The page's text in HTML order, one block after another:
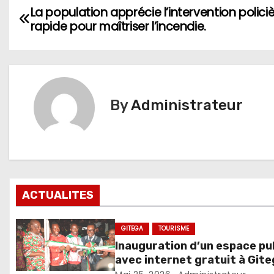
Navigation
de
l’article
La population apprécie l’intervention
rapide pour maîtriser l’incendie.
ByAdministrateur
ACTUALITES
GITEGA TOURISME
Inauguration d’un espace
avec internet gratuit à